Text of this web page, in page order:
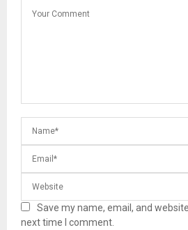
Save my name, email, and
next time I comment.